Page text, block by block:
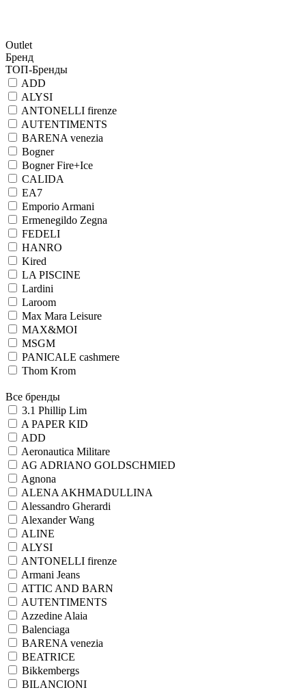
Outlet
Бренд
ТОП-Бренды
ADD
ALYSI
ANTONELLI firenze
AUTENTIMENTS
BARENA venezia
Bogner
Bogner Fire+Ice
CALIDA
EA7
Emporio Armani
Ermenegildo Zegna
FEDELI
HANRO
Kired
LA PISCINE
Lardini
Laroom
Max Mara Leisure
MAX&MOI
MSGM
PANICALE cashmere
Thom Krom
Все бренды
3.1 Phillip Lim
A PAPER KID
ADD
Aeronautica Militare
AG ADRIANO GOLDSCHMIED
Agnona
ALENA AKHMADULLINA
Alessandro Gherardi
Alexander Wang
ALINE
ALYSI
ANTONELLI firenze
Armani Jeans
ATTIC AND BARN
AUTENTIMENTS
Azzedine Alaia
Balenciaga
BARENA venezia
BEATRICE
Bikkembergs
BILANCIONI